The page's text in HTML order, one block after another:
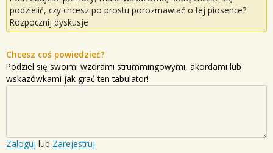
podzielić, czy chcesz po prostu porozmawiać o tej piosence?
Rozpocznij dyskusje
Chcesz coś powiedzieć?
Podziel się swoimi wzorami strummingowymi, akordami lub
wskazówkami jak grać ten tabulator!
Zaloguj lub Zarejestruj